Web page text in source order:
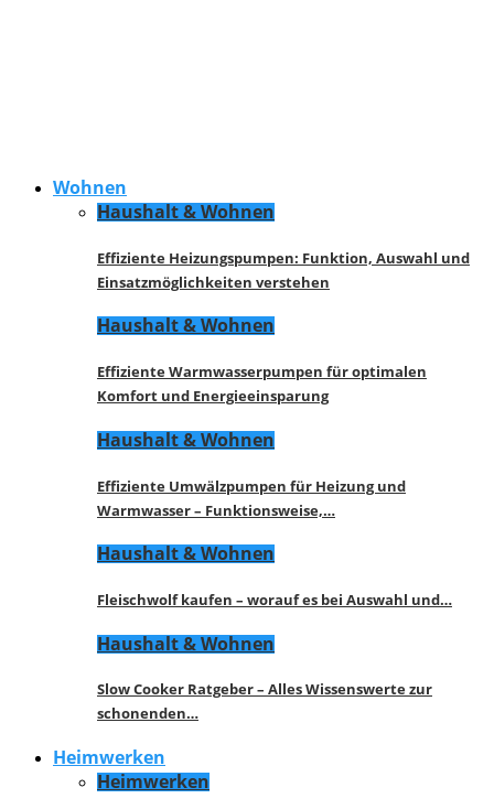
Wohnen
Haushalt & Wohnen
Effiziente Heizungspumpen: Funktion, Auswahl und
Einsatzmöglichkeiten verstehen
Haushalt & Wohnen
Effiziente Warmwasserpumpen für optimalen
Komfort und Energieeinsparung
Haushalt & Wohnen
Effiziente Umwälzpumpen für Heizung und
Warmwasser – Funktionsweise,…
Haushalt & Wohnen
Fleischwolf kaufen – worauf es bei Auswahl und…
Haushalt & Wohnen
Slow Cooker Ratgeber – Alles Wissenswerte zur
schonenden…
Heimwerken
Heimwerken